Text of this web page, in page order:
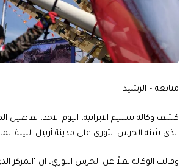
متابعة – الرشيد
كشف وكالة تسنيم الايرانية، اليوم الاحد، تفاصيل
الذي شنه الحرس الثوري على مدينة أربيل الليلة
وقالت الوكالة نقلاً عن الحرس الثوري، ان "المركز